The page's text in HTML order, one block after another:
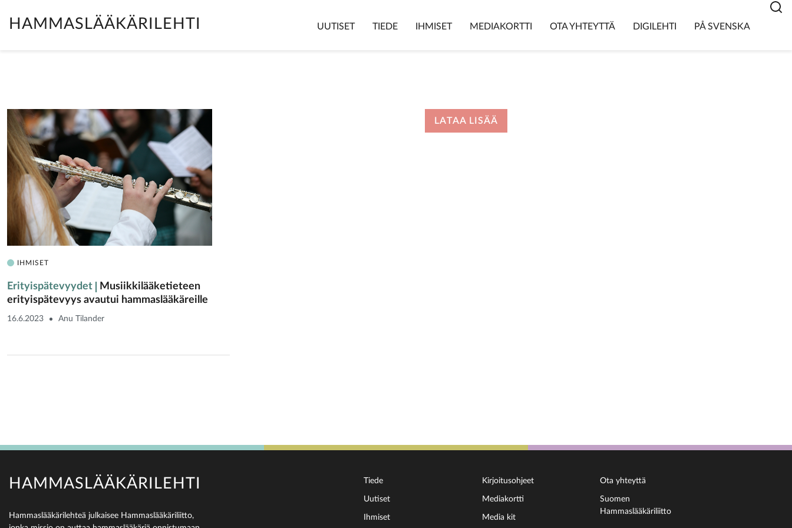
HAMMASLÄÄKÄRILEHTI UUTISET TIEDE IHMISET MEDIAKORTTI OTA YHTEYTTÄ DIGILEHTI PÅ SVENSKA
IHMISET
Erityispätevyydet
Musiikkilääketieteen
erityispätevyys avautui hammaslääkäreille
16.6.2023 Anu Tilander
LATAA LISÄÄ
HAMMASLÄÄKÄRILEHTI
Hammaslääkärilehteä julkaisee Hammaslääkäriliitto,
Tiede
Uutiset
Ihmiset
Kirjoitusohjeet
Mediakortti
Media kit
Ota yhteyttä
Suomen
Hammaslääkäriliitto